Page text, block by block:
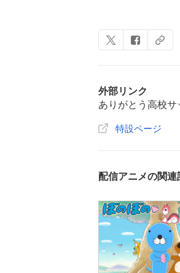
外部リンク
ありがとう高校
特設ページ
配信アニメの関連